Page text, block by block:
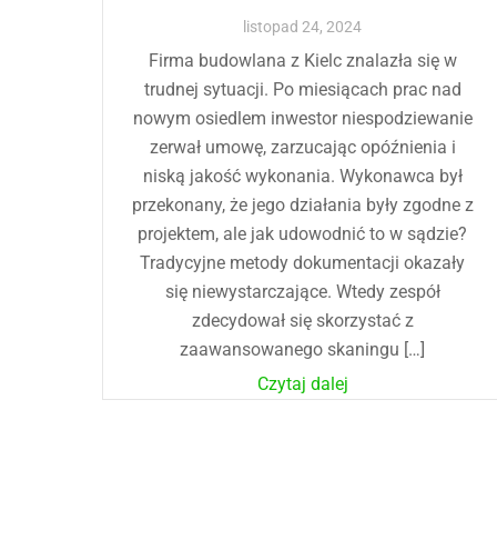
listopad 24,2024
Firma budowlana z Kielc znalazła się w
trudnej sytuacji. Po miesiącach prac nad
nowym osiedlem inwestor niespodziewanie
zerwał umowę, zarzucając opóźnienia i
niską jakość wykonania. Wykonawca był
przekonany, że jego działania były zgodne z
projektem, ale jak udowodnić to w sądzie?
Tradycyjne metody dokumentacji okazały
się niewystarczające. Wtedy zespół
zdecydował się skorzystać z
zaawansowanego skaningu […]
Czytaj dalej